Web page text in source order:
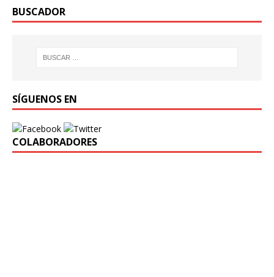
BUSCADOR
SÍGUENOS EN
COLABORADORES